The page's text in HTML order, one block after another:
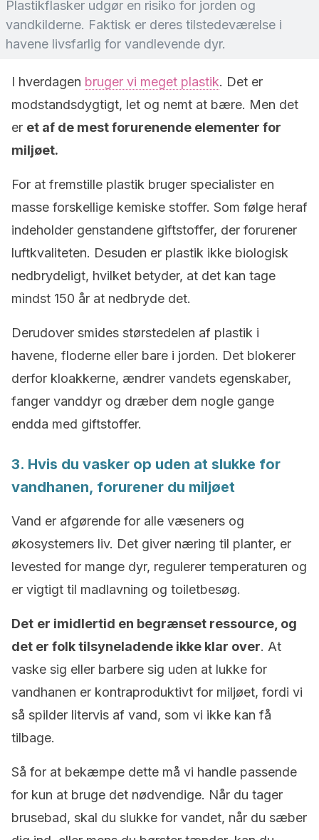
Plastikflasker udgør en risiko for jorden og
vandkilderne. Faktisk er deres tilstedeværelse i
havene livsfarlig for vandlevende dyr.
I hverdagen bruger vi meget plastik. Det er
modstandsdygtigt, let og nemt at bære. Men det
er et af de mest forurenende elementer for
miljøet.
For at fremstille plastik bruger specialister en
masse forskellige kemiske stoffer. Som følge heraf
indeholder genstandene giftstoffer, der forurener
luftkvaliteten. Desuden er plastik ikke biologisk
nedbrydeligt, hvilket betyder, at det kan tage
mindst 150 år at nedbryde det.
Derudover smides størstedelen af plastik i
havene, floderne eller bare i jorden. Det blokerer
derfor kloakkerne, ændrer vandets egenskaber,
fanger vanddyr og dræber dem nogle gange
endda med giftstoffer.
3. Hvis du vasker op uden at slukke for
vandhanen, forurener du miljøet
Vand er afgørende for alle væseners og
økosystemers liv. Det giver næring til planter, er
levested for mange dyr, regulerer temperaturen og
er vigtigt til madlavning og toiletbesøg.
Det er imidlertid en begrænset ressource, og
det er folk tilsyneladende ikke klar over. At
vaske sig eller barbere sig uden at lukke for
vandhanen er kontraproduktivt for miljøet, fordi vi
så spilder litervis af vand, som vi ikke kan få
tilbage.
Så for at bekæmpe dette må vi handle passende
for kun at bruge det nødvendige. Når du tager
brusebad, skal du slukke for vandet, når du sæber